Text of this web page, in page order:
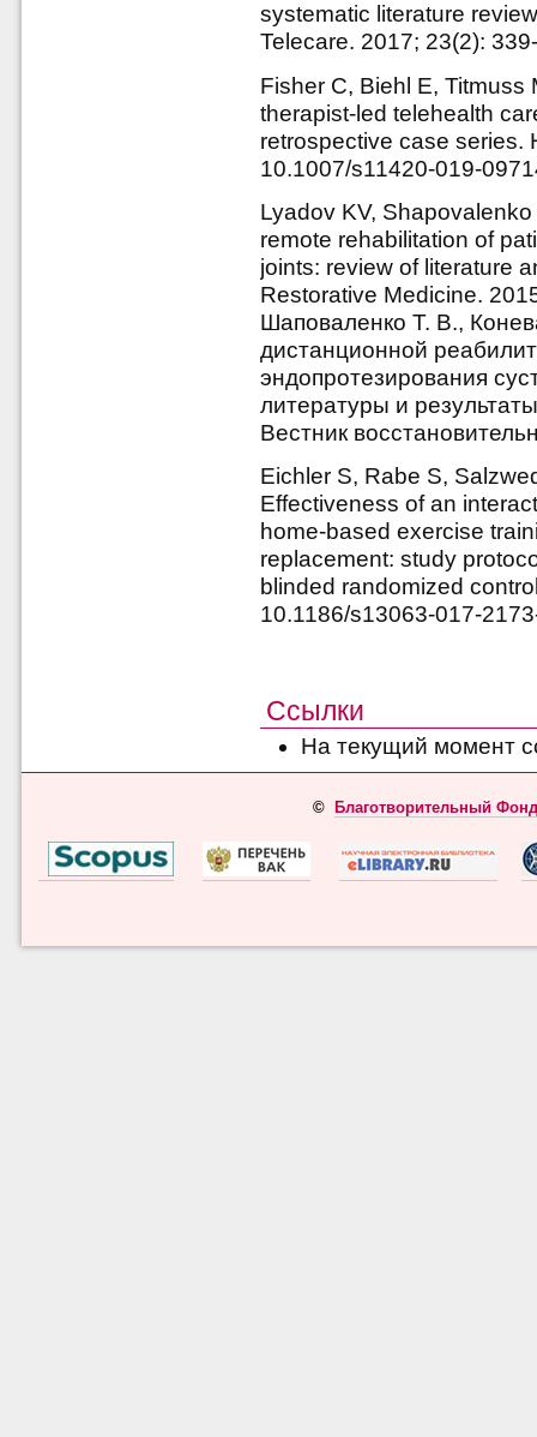
systematic literature
Telecare. 2017; 23(2):
Fisher C, Biehl E, Titmuss
therapist-led telehealth
retrospective case series.
10.1007/s11420-019-
Lyadov KV,
remote rehabilitation of
joints: review of literature
Restorative Medicine.
Шаповаленко Т. В.,
дистанционной
эндопротезирования
литературы и
Вестник
Eichler S, Rabe S,
Effectiveness of an
home-based exercise
replacement: study
blinded randomized
10.1186/s13063-017-
Ссылки
На текущий момент
© Благотворительный